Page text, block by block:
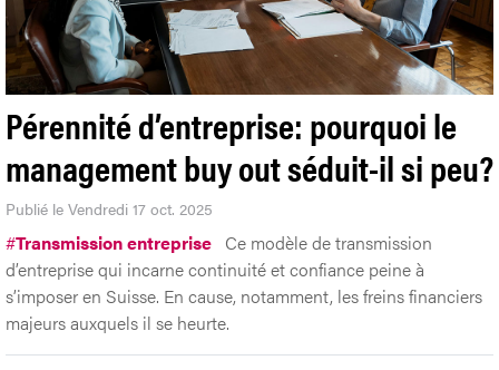
Pérennité d’entreprise: pourquoi le
management buy out séduit-il si peu?
Publié le Vendredi 17 oct. 2025
#Transmission entreprise Ce modèle de transmission
d’entreprise qui incarne continuité et confiance peine à
s’imposer en Suisse. En cause, notamment, les freins financiers
majeurs auxquels il se heurte.